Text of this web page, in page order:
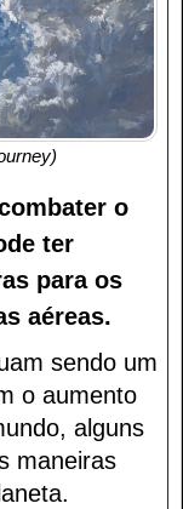
o
ter
para os
aéreas.
sendo um
o aumento
alguns
maneiras